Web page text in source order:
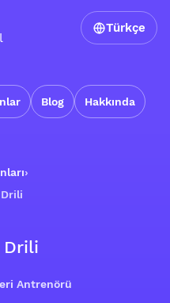
Blog Hakkında
Türkçe
›
Drili
Antrenörü